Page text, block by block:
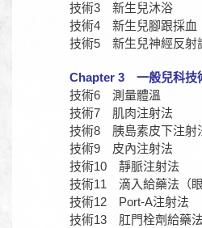
技術3 新生兒沐浴
技術4 新生兒腳跟採血
技術5 新生兒神經反射
Chapter 3 一般兒科技
技術6 測量體溫
技術7 肌肉注射法
技術8 胰島素皮下注射
技術9 皮內注射法
技術10 靜脈注射法
技術11 滴入給藥法（眼
技術12 Port-A注射法
技術13 肛門栓劑給藥法